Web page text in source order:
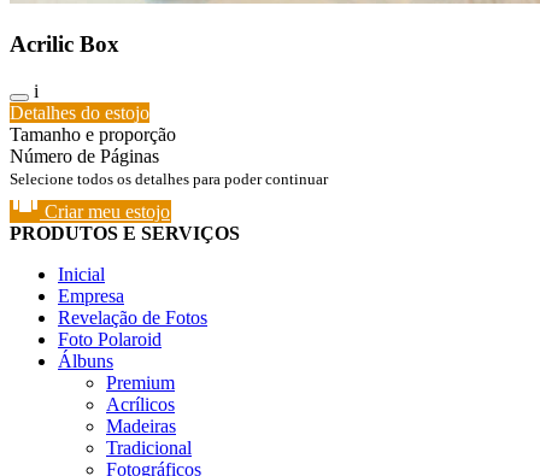
Acrilic Box
i
Detalhes do estojo
Tamanho e proporção
Número de Páginas
Selecione todos os detalhes para poder continuar
Criar meu estojo
PRODUTOS E SERVIÇOS
Inicial
Empresa
Revelação de Fotos
Foto Polaroid
Álbuns
Premium
Acrílicos
Madeiras
Tradicional
Fotográficos